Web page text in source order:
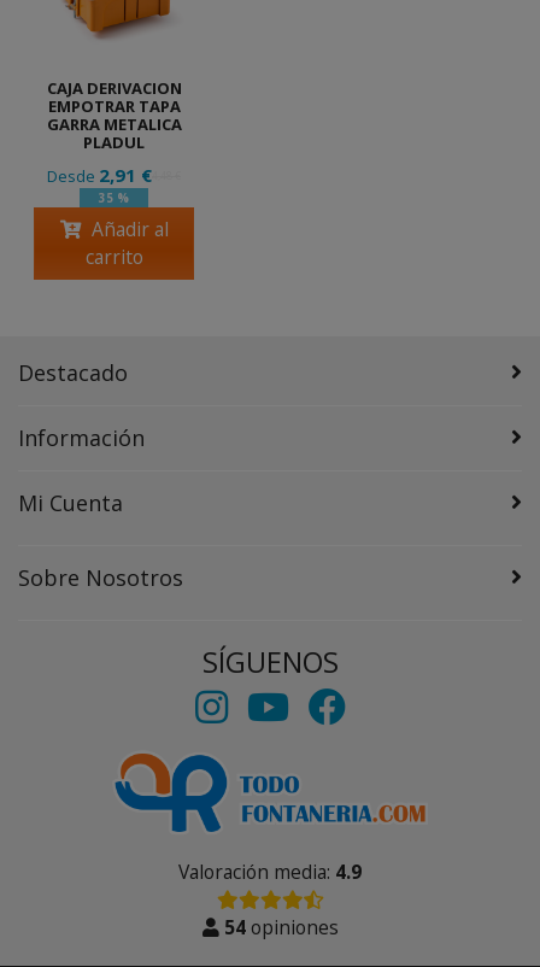
CAJA DERIVACION
EMPOTRAR TAPA
GARRA METALICA
PLADUL
Desde 2,91 €
35 %
Añadir al
carrito
Destacado
Información
Mi Cuenta
Sobre Nosotros
SÍGUENOS
Valoración media: 4.9
54opiniones